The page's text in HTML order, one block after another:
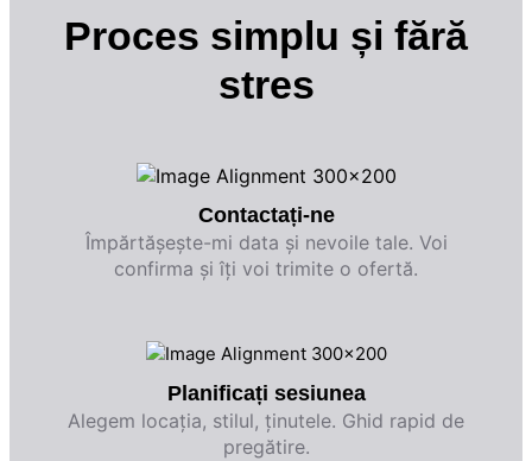
Proces simplu și fără
stres
Contactați-ne
Împărtășește-mi data și nevoile tale. Voi
confirma și îți voi trimite o ofertă.
Planificați sesiunea
Alegem locația, stilul, ținutele. Ghid rapid de
pregătire.